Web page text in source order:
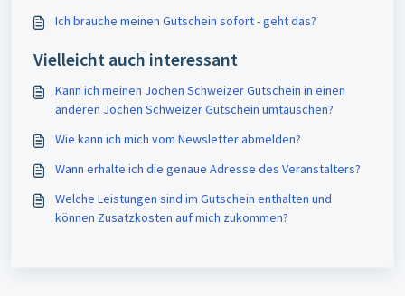
Ich brauche meinen Gutschein sofort - geht das?
Vielleicht auch interessant
Kann ich meinen Jochen Schweizer Gutschein in einen
anderen Jochen Schweizer Gutschein umtauschen?
Wie kann ich mich vom Newsletter abmelden?
Wann erhalte ich die genaue Adresse des Veranstalters?
Welche Leistungen sind im Gutschein enthalten und
können Zusatzkosten auf mich zukommen?